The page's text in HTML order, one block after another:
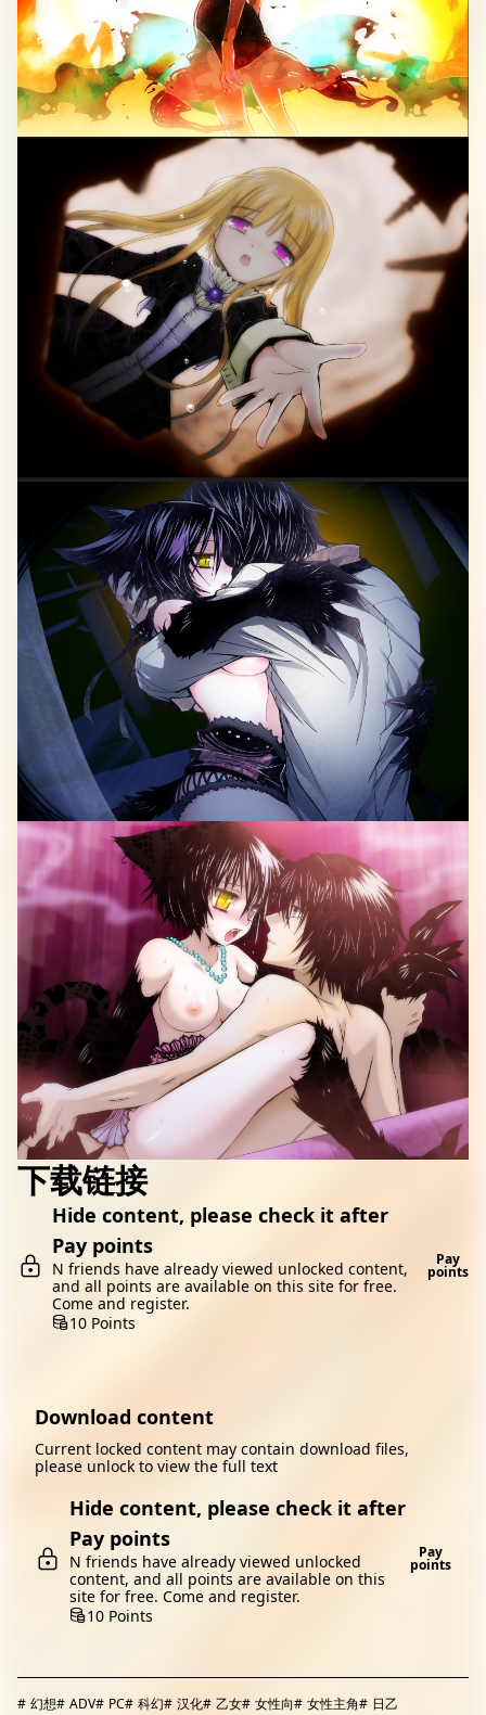
下载链接
Hide content, please check it after
Pay points
N friends have already viewed unlocked content,
and all points are available on this site for free.
Come and register.
10 Points
Pay
points
Download content
Current locked content may contain download files,
please unlock to view the full text
Hide content, please check it after
Pay points
N friends have already viewed unlocked
content, and all points are available on this
site for free. Come and register.
10 Points
Pay
points
# 幻想# ADV# PC# 科幻# 汉化# 乙女# 女性向# 女性主角# 日乙